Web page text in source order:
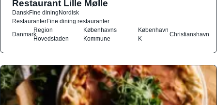
Restaurant Lille Mølle
DanskFine diningNordisk
RestauranterFine dining restauranter
Danmark
Region
Hovedstaden
Københavns
Kommune
København
K
Christianshavn